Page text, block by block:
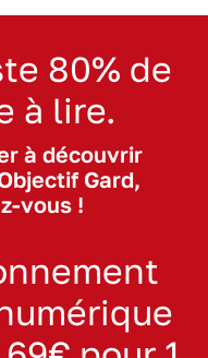
80% de
à lire.
à découvrir
Gard,
vous !